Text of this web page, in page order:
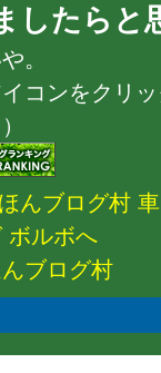
したらと
。
イコンをクリ
ブログ村